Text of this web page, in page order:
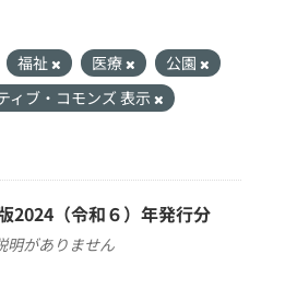
福祉 医療
公園
ィブ・コモンズ 表示
2024（令和６）年発行分
明がありません